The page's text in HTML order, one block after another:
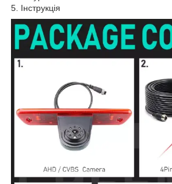
5. Інструкція